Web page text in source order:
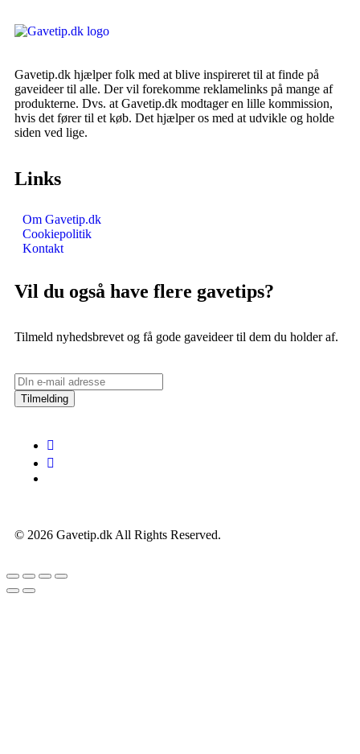
Gavetip.dk hjælper folk med at blive inspireret til at finde på
gaveideer til alle. Der vil forekomme reklamelinks på mange af
produkterne. Dvs. at Gavetip.dk modtager en lille kommission,
hvis det fører til et køb. Det hjælper os med at udvikle og holde
siden ved lige.
Links
Om Gavetip.dk
Cookiepolitik
Kontakt
Vil du også have flere gavetips?
Tilmeld nyhedsbrevet og få gode gaveideer til dem du holder af.
Tilmelding
© 2026 Gavetip.dk All Rights Reserved.